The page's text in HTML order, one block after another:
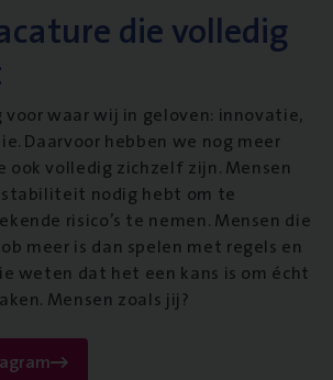
die volledig
voor waar wij in geloven: innovatie,
Daarvoor hebben we nog meer
ook volledig zichzelf zijn. Mensen
nodig hebt om te
risico’s te nemen. Mensen die
meer is dan spelen met regels en
weten dat het een kans is om écht
Mensen zoals jij?